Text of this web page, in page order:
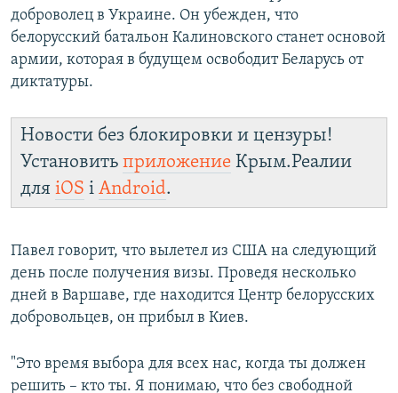
доброволец в Украине. Он убежден, что
белорусский батальон Калиновского станет основой
армии, которая в будущем освободит Беларусь от
диктатуры.
Новости без блокировки и цензуры!
Установить приложение Крым.Реалии
для iOS і Android.
Павел говорит, что вылетел из США на следующий
день после получения визы. Проведя несколько
дней в Варшаве, где находится Центр белорусских
добровольцев, он прибыл в Киев.
"Это время выбора для всех нас, когда ты должен
решить – кто ты. Я понимаю, что без свободной